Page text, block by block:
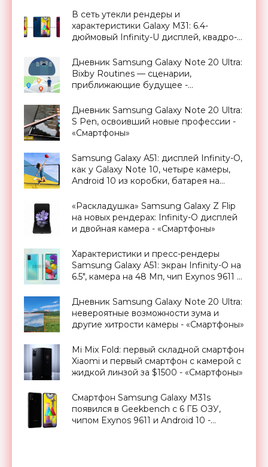
В сеть утекли рендеры и
характеристики Galaxy M31: 6.4-
дюймовый Infinity-U дисплей, квадро-
и чип Exynos 9611 - «Смартфоны»
Дневник Samsung Galaxy Note 20 Ultra:
Bixby Routines — сценарии,
приближающие будущее -
Дневник Samsung Galaxy Note 20 Ultra:
S Pen, освоивший новые профессии -
«Смартфоны»
Samsung Galaxy A51: дисплей Infinity-O,
как у Galaxy Note 10, четыре камеры,
Android 10 из коробки, батарея на
«Смартфоны»
«Раскладушка» Samsung Galaxy Z Flip
на новых рендерах: Infinity-O дисплей
и двойная камера - «Смартфоны»
Характеристики и пресс-рендеры
Samsung Galaxy A51: экран Infinity-O на
6.5″, камера на 48 Мп, чип Exynos 9611 и
«Смартфоны»
Дневник Samsung Galaxy Note 20 Ultra:
невероятные возможности зума и
другие хитрости камеры - «Смартфоны»
Mi Mix Fold: первый складной смартфон
Xiaomi и первый смартфон с камерой с
жидкой линзой за $1500 - «Смартфоны»
Смартфон Samsung Galaxy M31s
появился в Geekbench с 6 ГБ ОЗУ,
чипом Exynos 9611 и Android 10 -